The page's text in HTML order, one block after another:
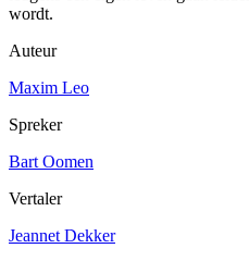
wordt.
Auteur
Maxim Leo
Spreker
Bart Oomen
Vertaler
Jeannet Dekker